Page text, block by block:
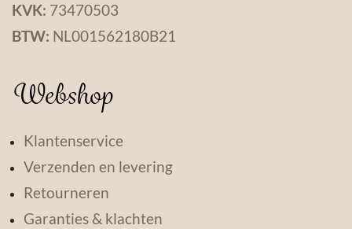
KVK: 73470503
BTW: NL001562180B21
Webshop
Klantenservice
Verzenden en levering
Retourneren
Garanties & klachten